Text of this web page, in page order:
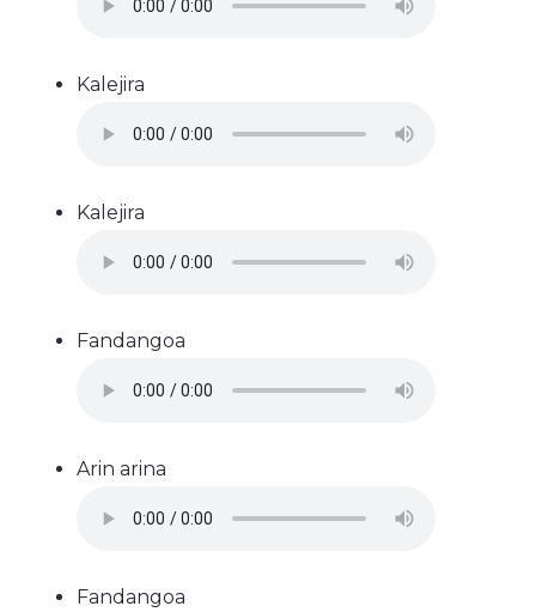
Kalejira
Kalejira
Fandangoa
Arin arina
Fandangoa